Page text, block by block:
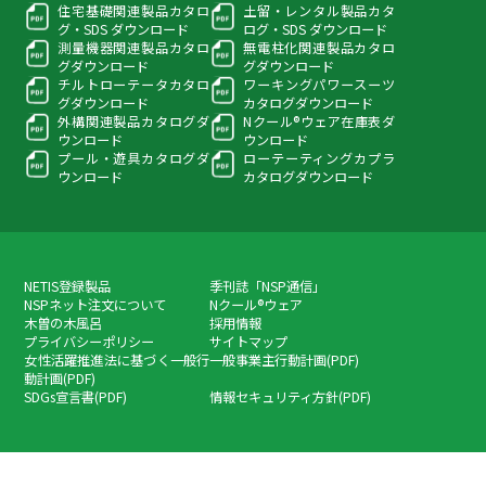
住宅基礎関連製品カタロ
グ・SDS ダウンロード
土留・レンタル製品カタ
ログ・ SDS ダウンロード
測量機器関連製品カタロ
グダウンロード
無電柱化関連製品カタロ
グダウンロード
チルトローテータカタロ
グダウンロード
ワーキングパワースーツ
カタログダウンロード
外構関連製品カタログダ
ウンロード
Nクール®ウェア在庫表ダ
ウンロード
プール・遊具カタログダ
ウンロード
ローテーティングカプラ
カタログダウンロード
NETIS登録製品
季刊誌「NSP通信」
NSPネット注文について
Nクール®ウェア
木曽の木風呂
採用情報
プライバシーポリシー
サイトマップ
女性活躍推進法に基づく一般行
動計画(PDF)
一般事業主行動計画(PDF)
SDGs宣言書(PDF)
情報セキュリティ方針(PDF)